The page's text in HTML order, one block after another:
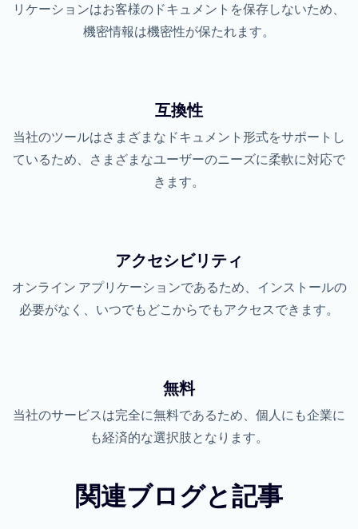
リケーションはお客様のドキュメントを保存しないため、
機密情報は機密性が保たれます。
互換性
当社のツールはさまざまなドキュメント形式をサポートし
ているため、さまざまなユーザーのニーズに柔軟に対応で
きます。
アクセシビリティ
オンライン アプリケーションであるため、インストールの
必要がなく、いつでもどこからでもアクセスできます。
無料
当社のサービスは完全に無料であるため、個人にも企業に
も経済的な選択肢となります。
関連ブログと記事